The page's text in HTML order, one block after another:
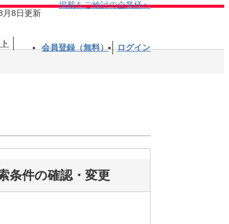
月8日更新
掲載をご検討の企業様へ
会員登録（無料） ログイン
条件の確認・変更